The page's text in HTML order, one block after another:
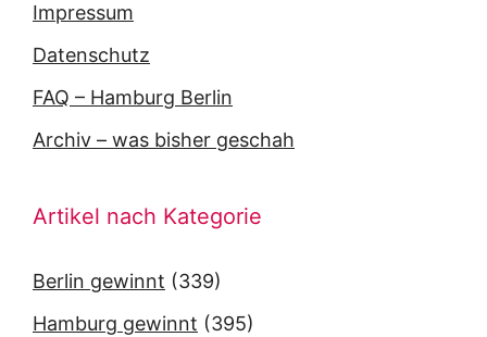
Impressum
Datenschutz
FAQ – Hamburg Berlin
Archiv – was bisher geschah
Artikel nach Kategorie
Berlin gewinnt (339)
Hamburg gewinnt (395)